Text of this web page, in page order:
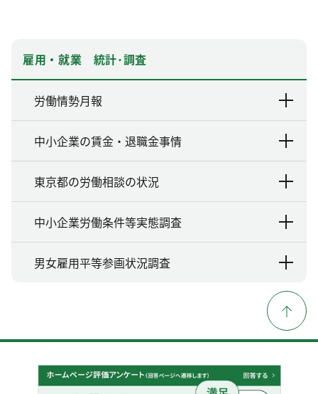
雇用・就業 統計･調査
労働情勢月報
中小企業の賃金・退職金事情
東京都の労働相談の状況
中小企業労働条件等実態調査
男女雇用平等参画状況調査